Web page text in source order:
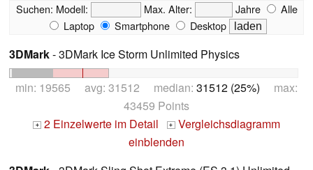
Suchen: Modell: Max. Alter: Jahre
Alle
Laptop
Smartphone Desktop
3DMark- 3DMark Ice Storm Unlimited Physics
min: 19565 avg: 31512 median: 31512 (25%) max:
43459 Points
+ 2 Einzelwerte im Detail + Vergleichsdiagramm
einblenden